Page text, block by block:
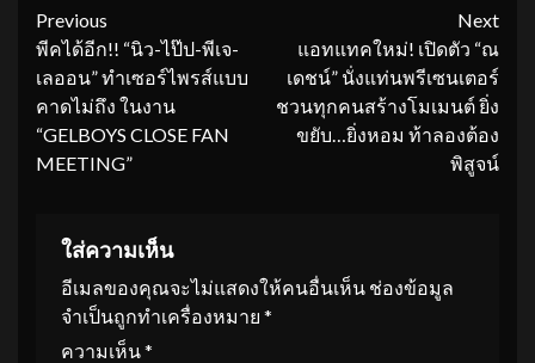
Continue
Reading
Previous
พีคได้อีก!! “นิว-ไป๊ป-พีเจ-
เลออน” ทำเซอร์ไพรส์แบบ
คาดไม่ถึง ในงาน
“GELBOYS CLOSE FAN
MEETING”
Next
แอทแทคใหม่! เปิดตัว “ณ
เดชน์” นั่งแท่นพรีเซนเตอร์
ชวนทุกคนสร้างโมเมนต์ ยิ่ง
ขยับ…ยิ่งหอม ท้าลองต้อง
พิสูจน์
ใส่ความเห็น
อีเมลของคุณจะไม่แสดงให้คนอื่นเห็น ช่องข้อมูล
จำเป็นถูกทำเครื่องหมาย *
ความเห็น*